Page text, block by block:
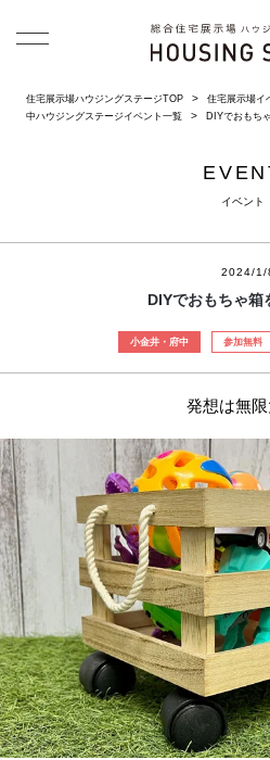
住宅展示場ハウジングステージTOP 住宅展示場イ
中ハウジングステージイベント一覧
DIYでおもち
イベント
2024/1/
DIYでおもちゃ箱
小金井・府中 参加無料
発想は無限